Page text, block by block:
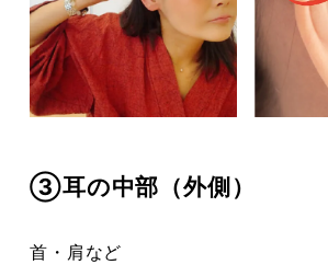
③耳の中部（外側）
首・肩など